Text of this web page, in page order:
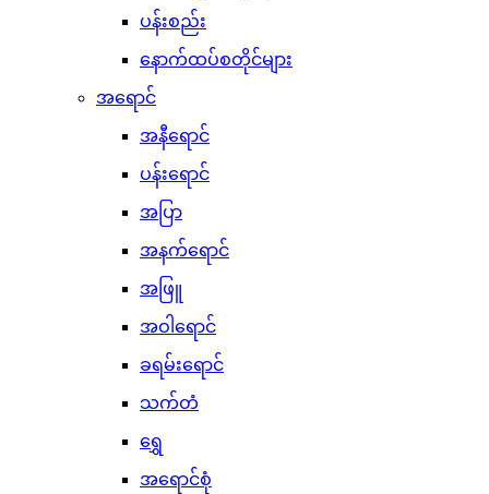
ပန်းစည်း
နောက်ထပ်စတိုင်များ
အရောင်
အနီရောင်
ပန်းရောင်
အပြာ
အနက်ရောင်
အဖြူ
အဝါရောင်
ခရမ်းရောင်
သက်တံ
ရွှေ
အရောင်စုံ